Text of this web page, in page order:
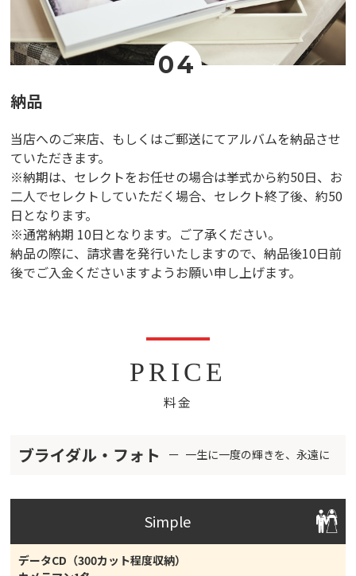
04
納品
当店へのご来店、もしくはご郵送にてアルバムを納品させ
ていただきます。
※納期は、セレクトをお任せの場合は挙式から約50日、お
二人でセレクトしていただく場合、セレクト終了後、約50
日となります。
※通常納期 10日となります。ご了承ください。
納品の際に、請求書を発行いたしますので、納品後10日前
後でご入金くださいますようお願い申し上げます。
PRICE
料金
ブライダル・フォト 一生に一度の輝きを、永遠に
Simple
データCD（300カット程度収納）